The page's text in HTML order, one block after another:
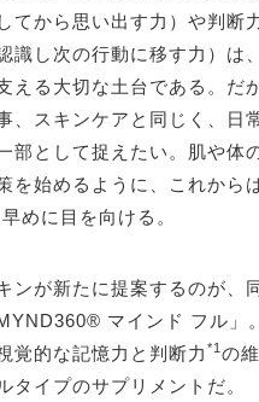
てから思い出す力）や判断
識し次の行動に移す力）は
える大切な土台である。だ
、スキンケアと同じく、日
部として捉えたい。肌や体
を始めるように、これから
めに目を向ける。
ンが新たに提案するのが、
マインド フル」
覚的な記憶力と判断力 *1 の
タイプのサプリメントだ。